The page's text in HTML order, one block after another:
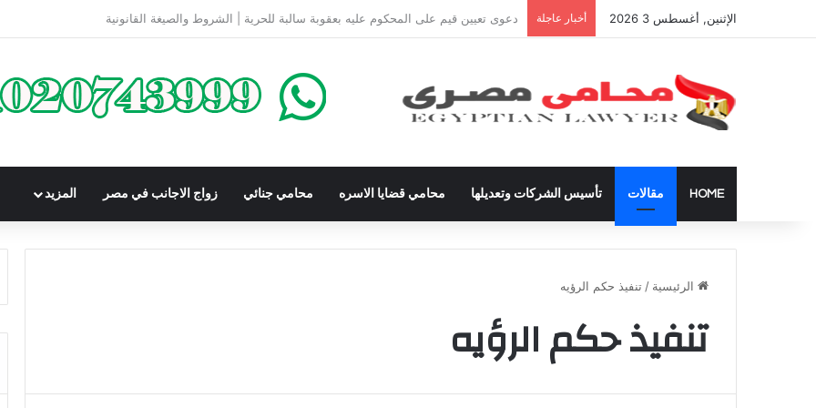
الإثنين, أغسطس 3 2026 أخبار عاجلة شراء العقارات داخل الكومباوندات تحت الإنشاء | أهم البنود التي تحمي المشتري في القانون المصري
HOME مقالات تأسيس الشركات وتعديلها محامي قضايا الاسره محامي جنائي زواج الاجانب في مصر المزيد
الرئيسية / تنفيذ حكم الرؤيه
تنفيذ حكم الرؤيه